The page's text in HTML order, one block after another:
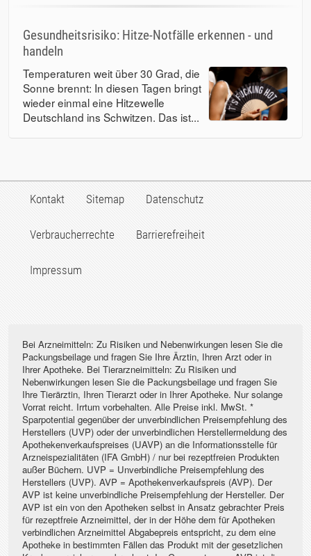
Gesundheitsrisiko: Hitze-Notfälle erkennen - und
handeln
Temperaturen weit über 30 Grad, die
Sonne brennt: In diesen Tagen bringt
wieder einmal eine Hitzewelle
Deutschland ins Schwitzen. Das ist...
Kontakt Sitemap Datenschutz
Verbraucherrechte Barrierefreiheit
Impressum
Bei Arzneimitteln: Zu Risiken und Nebenwirkungen lesen Sie die
Packungsbeilage und fragen Sie Ihre Ärztin, Ihren Arzt oder in
Ihrer Apotheke. Bei Tierarzneimitteln: Zu Risiken und
Nebenwirkungen lesen Sie die Packungsbeilage und fragen Sie
Ihre Tierärztin, Ihren Tierarzt oder in Ihrer Apotheke. Nur solange
Vorrat reicht. Irrtum vorbehalten. Alle Preise inkl. MwSt. *
Sparpotential gegenüber der unverbindlichen Preisempfehlung des
Herstellers (UVP) oder der unverbindlichen Herstellermeldung des
Apothekenverkaufspreises (UAVP) an die Informationsstelle für
Arzneispezialitäten (IFA GmbH) / nur bei rezeptfreien Produkten
außer Büchern. UVP = Unverbindliche Preisempfehlung des
Herstellers (UVP). AVP = Apothekenverkaufspreis (AVP). Der
AVP ist keine unverbindliche Preisempfehlung der Hersteller. Der
AVP ist ein von den Apotheken selbst in Ansatz gebrachter Preis
für rezeptfreie Arzneimittel, der in der Höhe dem für Apotheken
verbindlichen Arzneimittel Abgabepreis entspricht, zu dem eine
Apotheke in bestimmten Fällen das Produkt mit der gesetzlichen